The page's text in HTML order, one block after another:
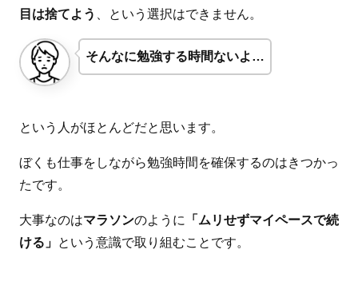
目は捨てよう 、という選択はできません。
そんなに勉強する時間ないよ…
という人がほとんどだと思います。
ぼくも仕事をしながら勉強時間を確保するのはきつかっ
たです。
大事なのはマラソンのように
「ムリせずマイペースで続
ける」 という意識で取り組むことです。